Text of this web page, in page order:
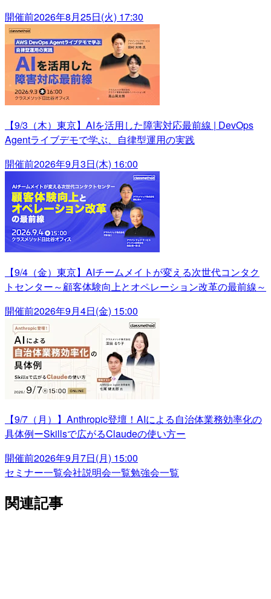
開催前2026年8月25日(火) 17:30
【9/3（木）東京】AIを活用した障害対応最前線 | DevOps
Agentライブデモで学ぶ、自律型運用の実践
開催前2026年9月3日(木) 16:00
【9/4（金）東京】AIチームメイトが変える次世代コンタク
トセンター～顧客体験向上とオペレーション改革の最前線～
開催前2026年9月4日(金) 15:00
【9/7（月）】Anthropic登壇！AIによる自治体業務効率化の
具体例ーSkillsで広がるClaudeの使い方ー
開催前2026年9月7日(月) 15:00
セミナー一覧会社説明会一覧勉強会一覧
関連記事